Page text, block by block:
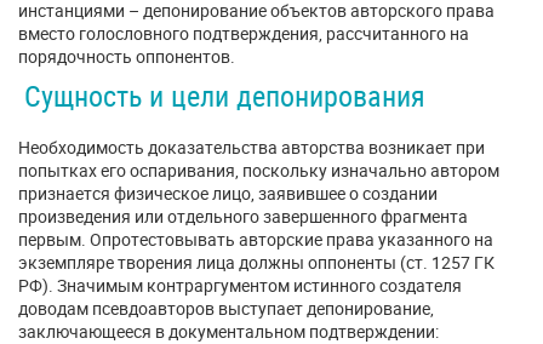
инстанциями – депонирование объектов авторского права
вместо голословного подтверждения, рассчитанного на
порядочность оппонентов.
Сущность и цели депонирования
Необходимость доказательства авторства возникает при
попытках его оспаривания, поскольку изначально автором
признается физическое лицо, заявившее о создании
произведения или отдельного завершенного фрагмента
первым. Опротестовывать авторские права указанного на
экземпляре творения лица должны оппоненты (ст. 1257 ГК
РФ). Значимым контраргументом истинного создателя
доводам псевдоавторов выступает депонирование,
заключающееся в документальном подтверждении: